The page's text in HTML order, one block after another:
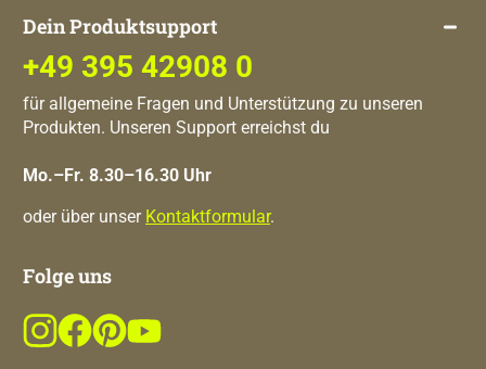
Dein Produktsupport
+49 395 42908 0
für allgemeine Fragen und Unterstützung zu unseren
Produkten. Unseren Support erreichst du
Mo.–Fr. 8.30–16.30 Uhr
oder über unser Kontaktformular.
Folge uns